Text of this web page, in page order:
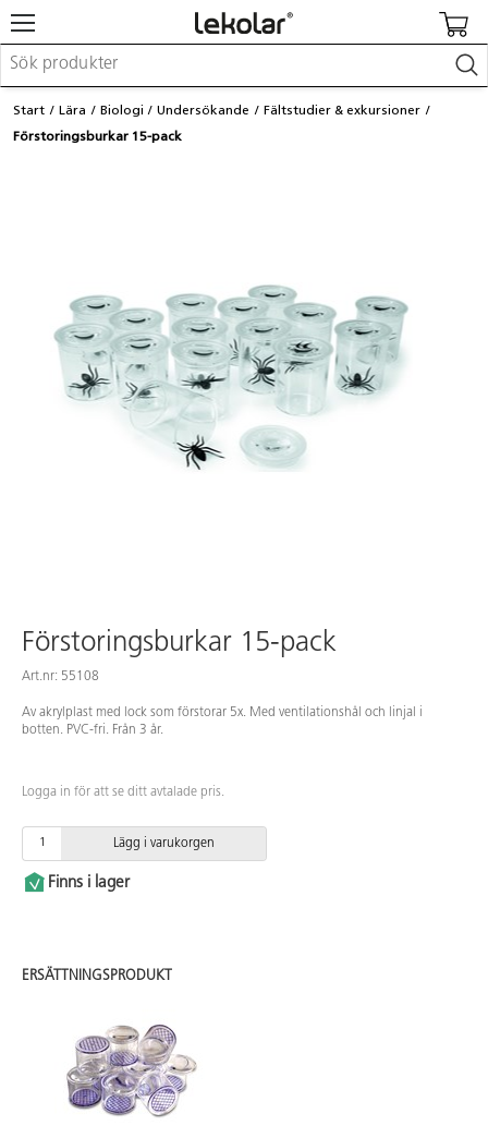
Möbler & inredning
Lekplatsutrustning & utemiljö
Logga in / Registrera dig
Hitta din säljare
Kontakta Lekolar
Start Lära Biologi Undersökande
Fältstudier & exkursioner
Förstoringsburkar 15-pack
Förstoringsburkar 15-pack
Art.nr: 55108
Av akrylplast med lock som förstorar 5x. Med ventilationshål och linjal i
botten. PVC-fri. Från 3 år.
Logga in för att se ditt avtalade pris.
Lägg i varukorgen
Finns i lager
ERSÄTTNINGSPRODUKT